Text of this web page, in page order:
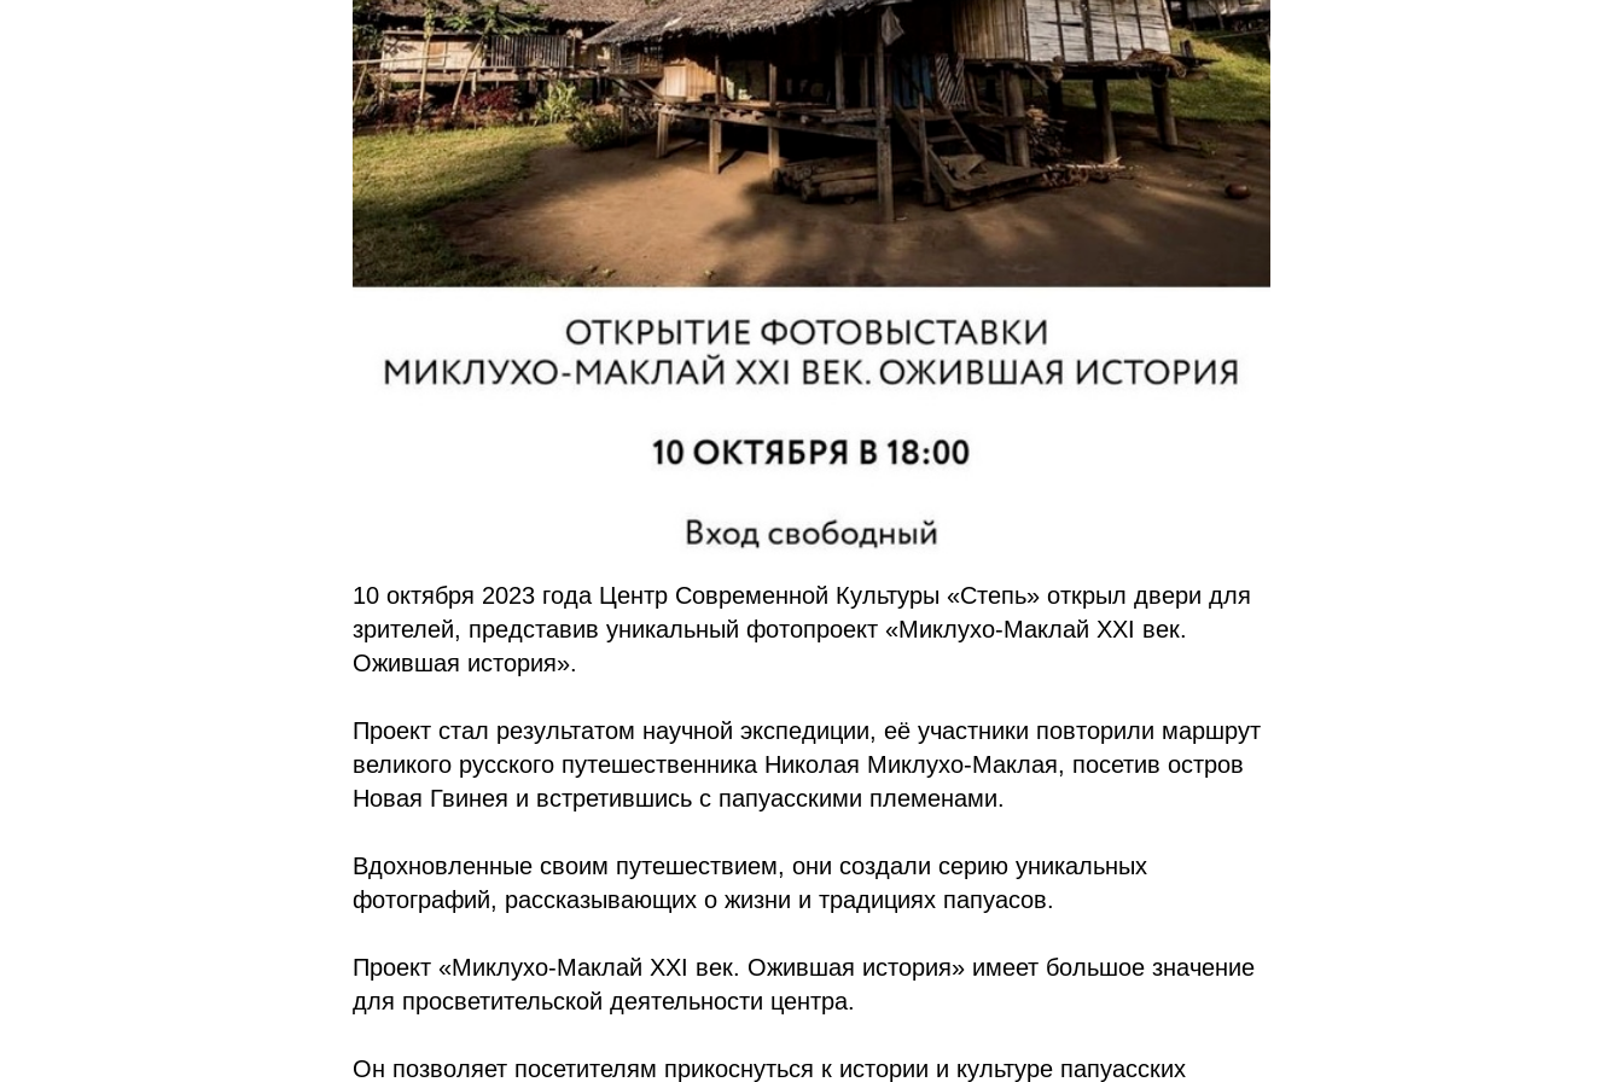
10 октября 2023 года Центр Современной Культуры «Степь» открыл двери для
зрителей, представив уникальный фотопроект «Миклухо-Маклай XXI век.
Ожившая история».
Проект стал результатом научной экспедиции, её участники повторили маршрут
великого русского путешественника Николая Миклухо-Маклая, посетив остров
Новая Гвинея и встретившись с папуасскими племенами.
Вдохновленные своим путешествием, они создали серию уникальных
фотографий, рассказывающих о жизни и традициях папуасов.
Проект «Миклухо-Маклай XXI век. Ожившая история» имеет большое значение
для просветительской деятельности центра.
Он позволяет посетителям прикоснуться к истории и культуре папуасских